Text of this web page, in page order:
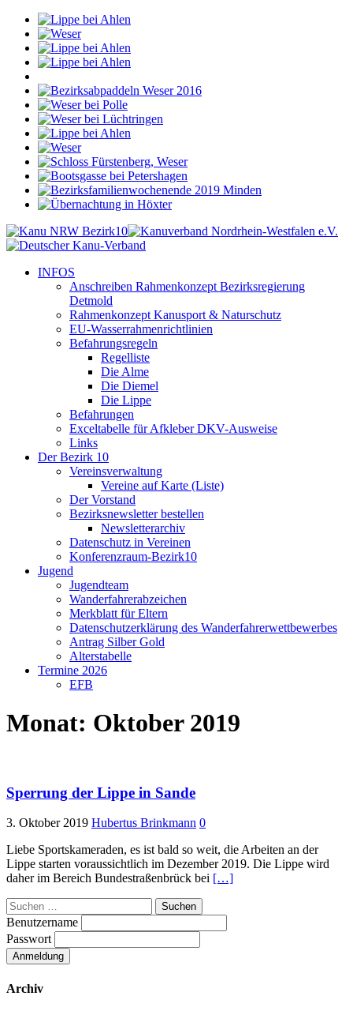
INFOS
Anschreiben Rahmenkonzept Bezirksregierung
Detmold
Rahmenkonzept Kanusport & Naturschutz
EU-Wasserrahmenrichtlinien
Befahrungsregeln
Regelliste
Die Alme
Die Diemel
Die Lippe
Befahrungen
Exceltabelle für Afkleber DKV-Ausweise
Links
Der Bezirk 10
Vereinsverwaltung
Vereine auf Karte (Liste)
Der Vorstand
Bezirksnewsletter bestellen
Newsletterarchiv
Datenschutz in Vereinen
Konferenzraum-Bezirk10
Jugend
Jugendteam
Wanderfahrerabzeichen
Merkblatt für Eltern
Datenschutzerklärung des Wanderfahrerwettbewerbes
Antrag Silber Gold
Alterstabelle
Termine 2026
EFB
Monat: Oktober 2019
Sperrung der Lippe in Sande
3. Oktober 2019 Hubertus Brinkmann 0
Liebe Sportskameraden, es ist bald so weit, die Arbeiten an der
Lippe starten voraussichtlich im Dezember 2019. Die Lippe wird
daher im Bereich Bundestraßenbrück bei […]
Suchen
nach:
Benutzername
Passwort
Archiv